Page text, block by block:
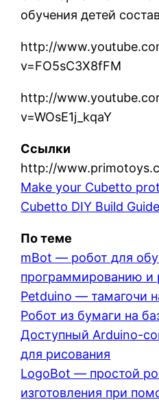
обучения детей
http://
v=FO5sC3X8fFM
http://
v=WOsE1j_kqaY
Ссылки
http://
Make your Cubetto
Cubetto DIY Build Guide
По теме
mBot — робот для
программированию и
Petduino — тамагочи
Робот из бумаги на
Доступный Arduino-
для рисования
LogoBot — простой
изготовления при